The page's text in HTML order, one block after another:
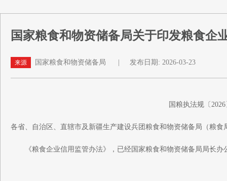
国家粮食和物资储备局关于印发粮食企
来源 国家粮食和物资储备局 发布日期: 2026-03-23
国粮执法规〔
各省、自治区、直辖市及新疆生产建设兵团粮食和物资储备局（粮
《粮食企业信用监管办法》，已经国家粮食和物资储备局局长办